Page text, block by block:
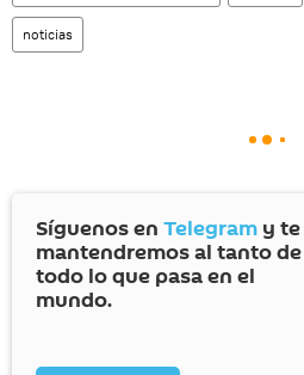
noticias
Síguenos en Telegram y te
mantendremos al tanto de
todo lo que pasa en el
mundo.